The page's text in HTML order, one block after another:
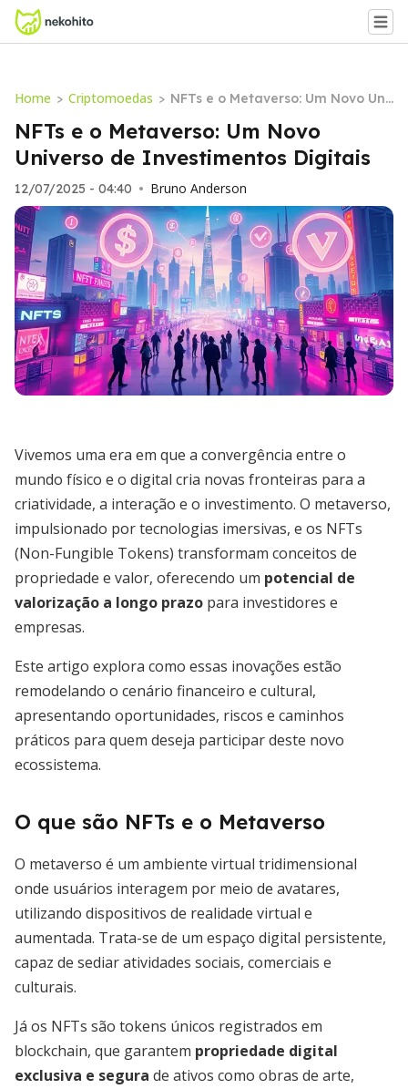
Home > Criptomoedas > NFTs e o Metaverso: Um Novo Uni
verso de Investimentos Digitais
NFTs e o Metaverso: Um Novo
Universo de Investimentos Digitais
12/07/2025 - 04:40 • Bruno Anderson
Vivemos uma era em que a convergência entre o
mundo físico e o digital cria novas fronteiras para a
criatividade, a interação e o investimento. O metaverso,
impulsionado por tecnologias imersivas, e os NFTs
(Non-Fungible Tokens) transformam conceitos de
propriedade e valor, oferecendo um potencial de
valorização a longo prazo para investidores e
empresas.
Este artigo explora como essas inovações estão
remodelando o cenário financeiro e cultural,
apresentando oportunidades, riscos e caminhos
práticos para quem deseja participar deste novo
ecossistema.
O que são NFTs e o Metaverso
O metaverso é um ambiente virtual tridimensional
onde usuários interagem por meio de avatares,
utilizando dispositivos de realidade virtual e
aumentada. Trata-se de um espaço digital persistente,
capaz de sediar atividades sociais, comerciais e
culturais.
Já os NFTs são tokens únicos registrados em
blockchain, que garantem propriedade digital
exclusiva e segura de ativos como obras de arte,